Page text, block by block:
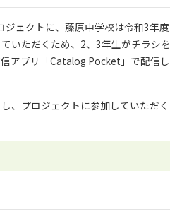
ジェクトに、藤原中学校は令和3年度
いただくため、2、3年生がチラシを
アプリ「Catalog Pocket」で配信し
、プロジェクトに参加していただく